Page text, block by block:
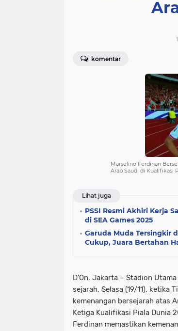
komentar
Marselino Ferdinan
Arab Saudi di Kualifikasi
Lihat juga
PSSI Resmi Akhiri Kerja
di SEA Games 2025
Garuda Muda Tersingkir
Cukup, Juara Bertahan
D'On, Jakarta – Stadion
sejarah, Selasa (19/11), ketika
kemenangan bersejarah atas
Ketiga Kualifikasi Piala Dunia
Ferdinan memastikan